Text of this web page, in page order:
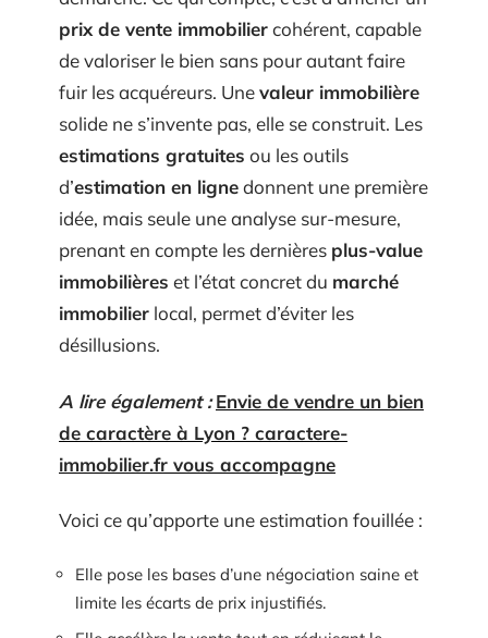
prix de vente immobiliercohérent, capable
de valoriser le bien sans pour autant faire
fuir les acquéreurs. Unevaleur immobilière
solide ne s’invente pas, elle se construit. Les
estimations gratuites ou les outils
d’estimation en lignedonnent une première
idée, mais seule une analyse sur-mesure,
prenant en compte les dernières plus-value
immobilières et l’état concret du marché
immobilier local, permet d’éviter les
désillusions.
A lire également : Envie de vendre un bien
de caractère à Lyon ? caractere-
immobilier.fr vous accompagne
Voici ce qu’apporte une estimation fouillée :
Elle pose les bases d’une négociation saine et
limite les écarts de prix injustifiés.